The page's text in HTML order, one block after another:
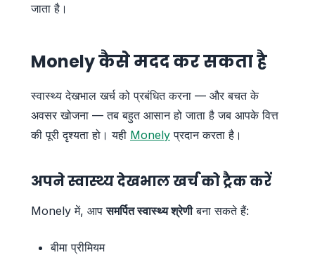
जाता है।
Monely कैसे मदद कर सकता है
स्वास्थ्य देखभाल खर्च को प्रबंधित करना — और बचत के
अवसर खोजना — तब बहुत आसान हो जाता है जब आपके वित्त
की पूरी दृश्यता हो। यही Monely प्रदान करता है।
अपने स्वास्थ्य देखभाल खर्च को ट्रैक करें
Monely में, आपसमर्पित स्वास्थ्य श्रेणीबना सकते हैं:
बीमा प्रीमियम